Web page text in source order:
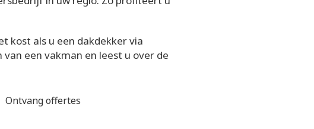
kost als u een dakdekker via
een vakman en leest u over de
Ontvang offertes